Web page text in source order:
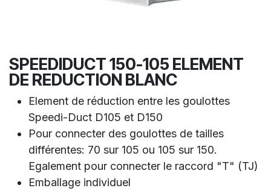
SPEEDIDUCT 150-105 ELEMENT
DE REDUCTION BLANC
Element de réduction entre les goulottes
Speedi-Duct D105 et D150
Pour connecter des goulottes de tailles
différentes: 70 sur 105 ou 105 sur 150.
Egalement pour connecter le raccord "T" (TJ)
Emballage individuel